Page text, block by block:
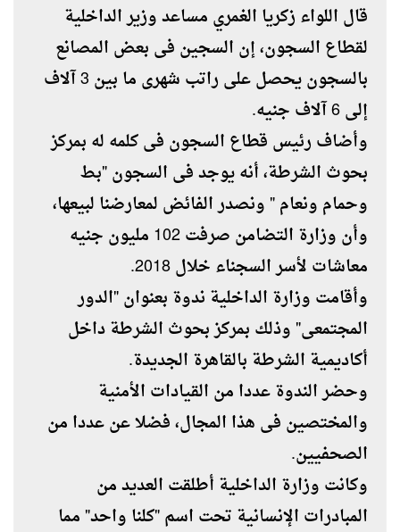
قال اللواء زكريا الغمري مساعد وزير الداخلية
لقطاع السجون، إن السجين فى بعض المصانع
بالسجون يحصل على راتب شهرى ما بين 3 آلاف
إلى 6 آلاف جنيه.
وأضاف رئيس قطاع السجون فى كلمه له بمركز
بحوث الشرطة، أنه يوجد فى السجون "بط
وحمام ونعام " ونصدر الفائض لمعارضنا لبيعها،
وأن وزارة التضامن صرفت 102 مليون جنيه
معاشات لأسر السجناء خلال 2018.
وأقامت وزارة الداخلية ندوة بعنوان "الدور
المجتمعى" وذلك بمركز بحوث الشرطة داخل
أكاديمية الشرطة بالقاهرة الجديدة.
وحضر الندوة عددا من القيادات الأمنية
والمختصين فى هذا المجال، فضلا عن عددا من
الصحفيين.
وكانت وزارة الداخلية أطلقت العديد من
المبادرات الإنسانية تحت اسم "كلنا واحد" مما